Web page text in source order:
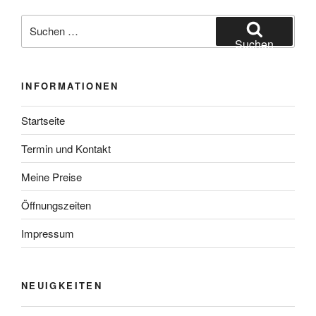
nach:
Suchen
INFORMATIONEN
Startseite
Termin und Kontakt
Meine Preise
Öffnungszeiten
Impressum
NEUIGKEITEN